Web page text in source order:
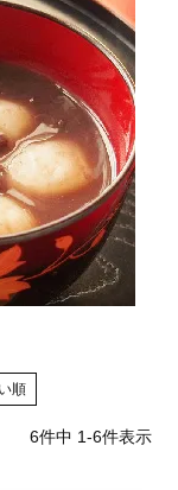
順
6件中 1-6件表示